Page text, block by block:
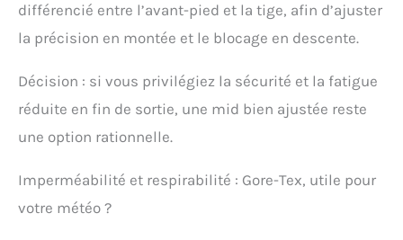
différencié entre l’avant-pied et la tige, afin d’ajuster
la précision en montée et le blocage en descente.
Décision : si vous privilégiez la sécurité et la fatigue
réduite en fin de sortie, une mid bien ajustée reste
une option rationnelle.
Imperméabilité et respirabilité : Gore-Tex, utile pour
votre météo ?